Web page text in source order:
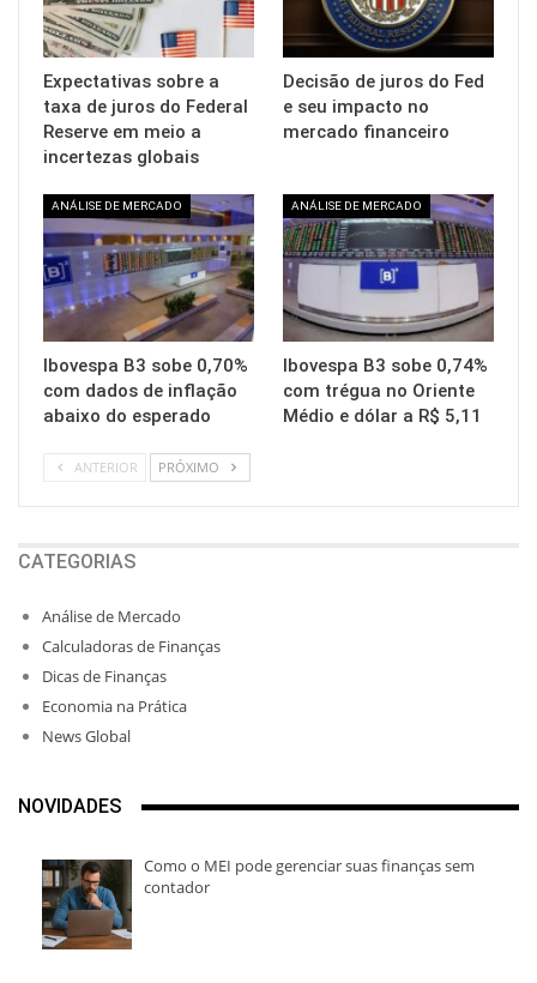
Expectativas sobre a
taxa de juros do Federal
Reserve em meio a
incertezas globais
Decisão de juros do Fed
e seu impacto no
mercado financeiro
ANÁLISE DE MERCADO
Ibovespa B3 sobe 0,70%
com dados de inflação
abaixo do esperado
ANÁLISE DE MERCADO
Ibovespa B3 sobe 0,74%
com trégua no Oriente
Médio e dólar a R$ 5,11
ANTERIOR PRÓXIMO
CATEGORIAS
Análise de Mercado
Calculadoras de Finanças
Dicas de Finanças
Economia na Prática
News Global
NOVIDADES
Como o MEI pode gerenciar suas finanças sem
contador